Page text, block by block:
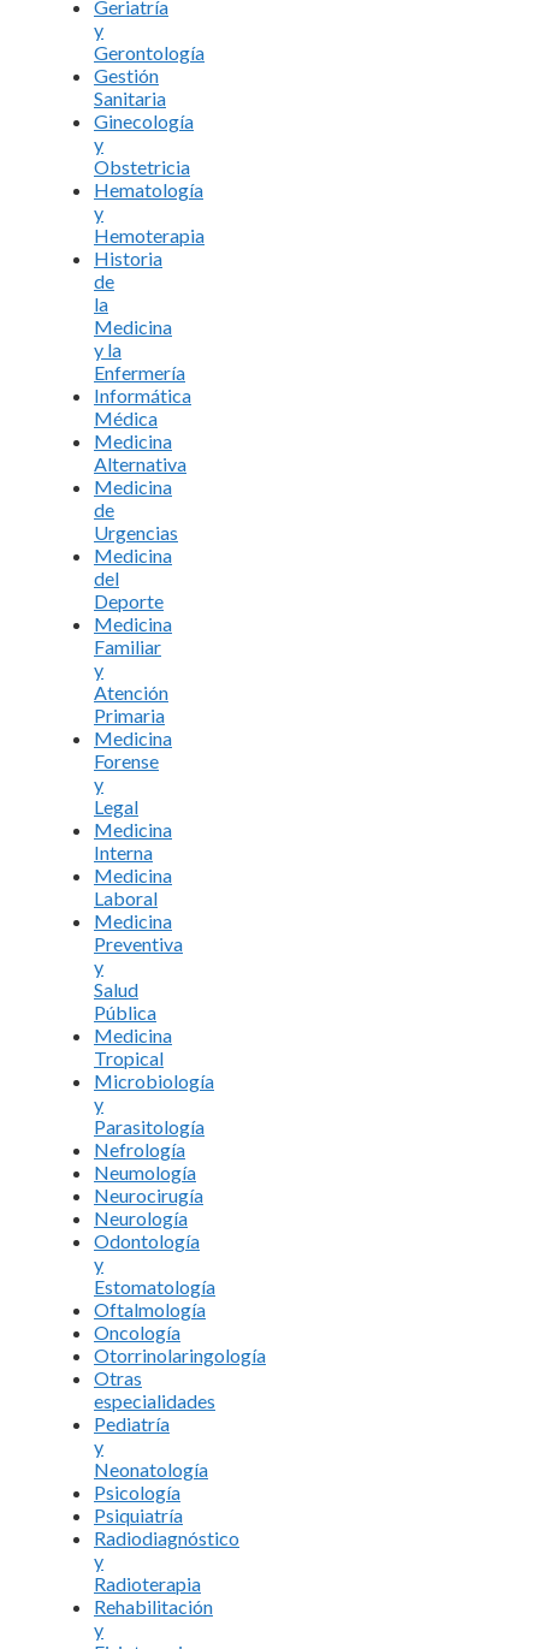
Geriatría
y
Gerontología
Gestión
Sanitaria
Ginecología
y
Obstetricia
Hematología
y
Hemoterapia
Historia
de
la
Medicina
y la
Enfermería
Informática
Médica
Medicina
Alternativa
Medicina
de
Urgencias
Medicina
del
Deporte
Medicina
Familiar
y
Atención
Primaria
Medicina
Forense
y
Legal
Medicina
Interna
Medicina
Laboral
Medicina
Preventiva
y
Salud
Pública
Medicina
Tropical
Microbiología
y
Parasitología
Nefrología
Neumología
Neurocirugía
Neurología
Odontología
y
Estomatología
Oftalmología
Oncología
Otorrinolaringología
Otras
especialidades
Pediatría
y
Neonatología
Psicología
Psiquiatría
Radiodiagnóstico
y
Radioterapia
Rehabilitación
y